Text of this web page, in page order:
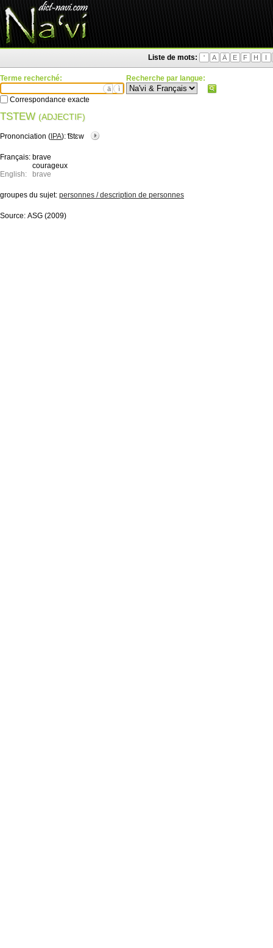
Liste de mots: ' A Ä E F H I
Terme recherché:
ä ì
Correspondance exacte
Recherche par langue:
TSTEW (ADJECTIF)
Prononciation ( IPA):͡tstɛw
Français: brave
courageux
English:
brave
groupes du sujet: personnes / description de personnes
Source: ASG (2009)